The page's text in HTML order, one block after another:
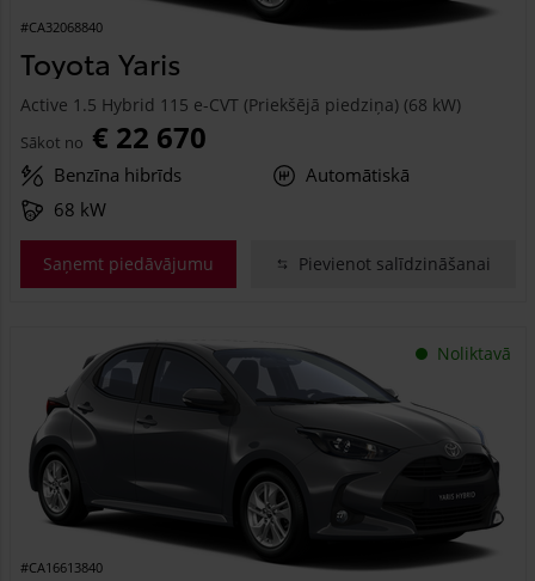
#CA32068840
Toyota Yaris
Active 1.5 Hybrid 115 e-CVT (Priekšējā piedziņa) (68 kW)
Sākot no € 22 670
Benzīna hibrīds
Automātiskā
68 kW
Saņemt piedāvājumu Pievienot salīdzināšanai
Noliktavā
#CA16613840